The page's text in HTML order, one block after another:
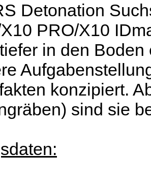
Detonation
PRO/X10
in den
konzipiert.
sind sie